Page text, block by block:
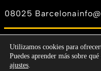
08025 Barcelona
© 2024 ALL
RIGHTS
Utilizamos cookies para
Puedes aprender más sobre
ajustes.